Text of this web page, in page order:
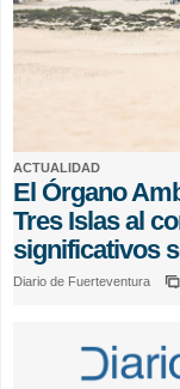
ACTUALIDAD
El Órgano
Tres Islas al
significativos
Diario de Fuerteventura